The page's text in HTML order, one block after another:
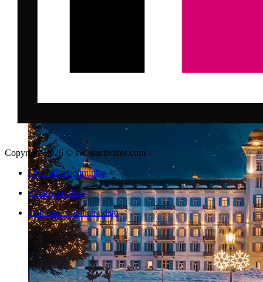
Copyright 2026 © swissactivities.com
Obchodní podmínky
Zásady cookies
Ochrana osobních údajů